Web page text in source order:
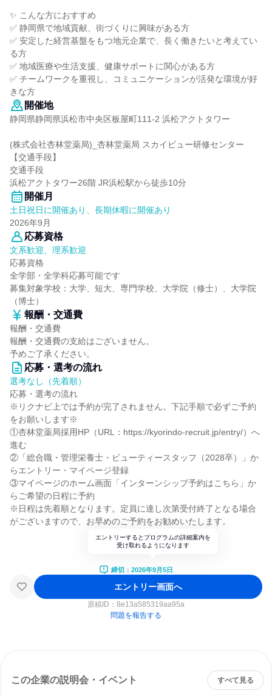
✨ こんな方におすすめ
✅ 静岡県で地域貢献、街づくりに興味がある方
✅ 安定した経営基盤をもつ地元企業で、長く働きたいと考えてい
る方
✅ 地域医療や生活支援、健康サポートに関心がある方
✅ チームワークを重視し、コミュニケーションが活発な環境が好
きな方
開催地
静岡県静岡県浜松市中央区板屋町111-2 浜松アクトタワー
(株式会社杏林堂薬局)_杏林堂薬局 スカイビュー研修センター
【交通手段】
交通手段
浜松アクトタワー26階 JR浜松駅から徒歩10分
開催月
土日祝日に開催あり、長期休暇に開催あり
2026年9月
応募資格
文系歓迎、理系歓迎
応募資格
全学部・全学科応募可能です
募集対象学校：大学、短大、専門学校、大学院（修士）、大学院
（博士）
報酬・交通費
報酬・交通費
報酬・交通費の支給はございません。
予めご了承ください。
応募・選考の流れ
選考なし（先着順）
応募・選考の流れ
※リクナビ上では予約が完了されません。下記手順で必ずご予約
をお願いします※
①杏林堂薬局採用HP（URL：https://kyorindo-recruit.jp/entry/）へ
進む
②「総合職・管理栄養士・ビューティースタッフ（2028卒）」か
らエントリー・マイページ登録
③マイページのホーム画面「インターンシップ予約はこちら」か
らご希望の日程に予約
※日程は先着順となります。定員に達し次第受付終了となる場合
がございますので、お早めのご予約をお勧めいたします。
エントリーするとプログラムの詳細案内を
受け取れるようになります
締切：2026年9月5日
エントリー画面へ
原稿ID： 8e13a585319aa95a
問題を報告する
この企業の説明会・イベント すべて見る